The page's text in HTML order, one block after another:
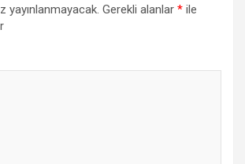
yayınlanmayacak. Gerekli alanlar * ile